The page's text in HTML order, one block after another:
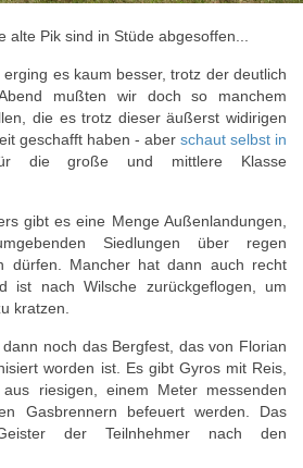
alte Pik sind in Stüde abgesoffen...
es kaum besser, trotz der deutlich
mußten wir doch so manchem
die es trotz dieser äußerst widirigen
geschafft haben - aber schaut selbst in
die große und mittlere Klasse
gibt es eine Menge Außenlandungen,
Siedlungen über regen
dürfen. Mancher hat dann auch recht
ist nach Wilsche zurückgeflogen, um
kratzen.
noch das Bergfest, das von Florian
worden ist. Es gibt Gyros mit Reis,
riesigen, einem Meter messenden
Gasbrennern befeuert werden. Das
der Teilnhehmer nach den